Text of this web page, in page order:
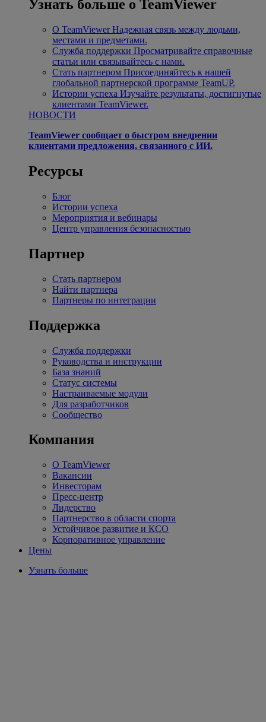
Узнать больше о TeamViewer
О TeamViewer Надежная связь между людьми,
местами и предметами.
Служба поддержки Просматривайте справочные
статьи или связывайтесь с нами.
Стать партнером Присоединяйтесь к нашей
глобальной партнерской программе TeamUP.
Истории успеха Изучайте результаты, достигнутые
клиентами TeamViewer.
НОВОСТИ
TeamViewer сообщает о быстром внедрении
клиентами предложения, связанного с ИИ.
Ресурсы
Блог
Истории успеха
Мероприятия и вебинары
Центр управления безопасностью
Партнер
Стать партнером
Найти партнера
Партнеры по интеграции
Поддержка
Служба поддержки
Руководства и инструкции
База знаний
Статус системы
Настраиваемые модули
Для разработчиков
Сообщество
Компания
О TeamViewer
Вакансии
Инвесторам
Пресс-центр
Лидерство
Партнерство в области спорта
Устойчивое развитие и КСО
Корпоративное управление
Цены
Узнать больше